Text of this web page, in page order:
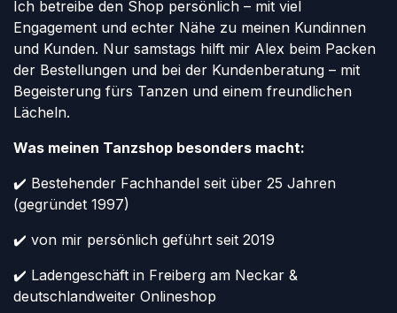
Ich betreibe den Shop persönlich – mit viel
Engagement und echter Nähe zu meinen Kundinnen
und Kunden. Nur samstags hilft mir Alex beim Packen
der Bestellungen und bei der Kundenberatung – mit
Begeisterung fürs Tanzen und einem freundlichen
Lächeln.
Was meinen Tanzshop besonders macht:
✔️ Bestehender Fachhandel seit über 25 Jahren
(gegründet 1997)
✔️ von mir persönlich geführt seit 2019
✔️ Ladengeschäft in Freiberg am Neckar &
deutschlandweiter Onlineshop